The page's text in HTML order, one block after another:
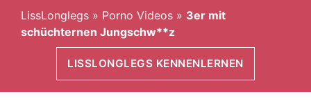
LissLonglegs » Porno Videos » 3er mit
schüchternen Jungschw**z
LISSLONGLEGS KENNENLERNEN